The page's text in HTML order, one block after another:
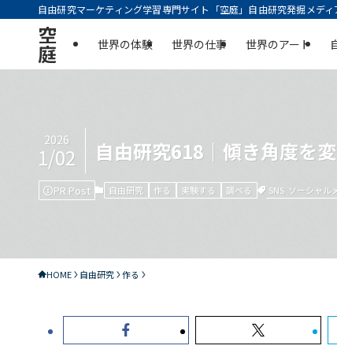
自由研究マーケティング学習専門サイト「空庭」自由研究発掘メデ
空
庭 世界の体験 世界の仕事 世界のアート
自由研究618｜傾き角度を
2026
1/02
PR Post 自由研究 作る 実験する 調べる SNS ソーシャル
HOME 自由研究 作る